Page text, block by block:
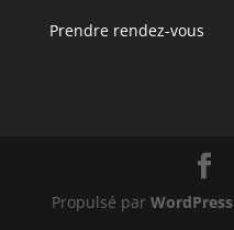
Prendre rendez-vous
Propulsé parWordPress